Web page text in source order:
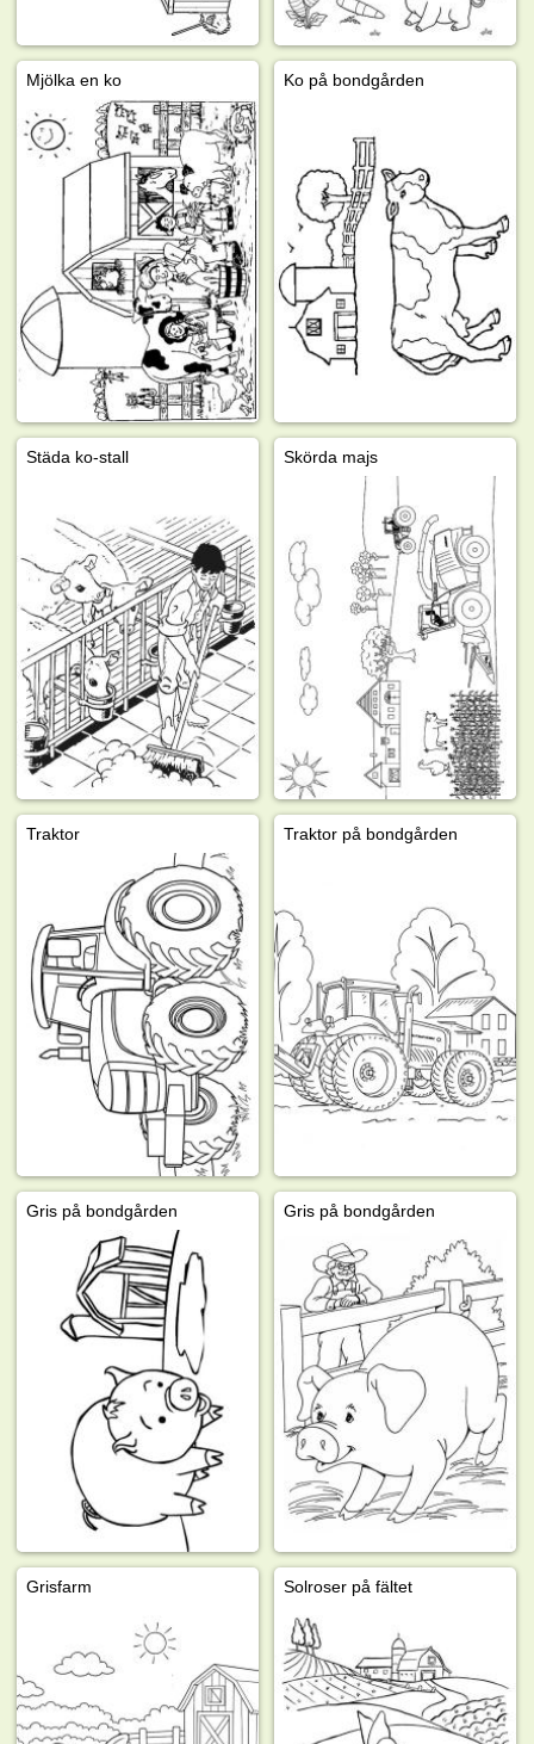
Mjölka en ko Ko på bondgården
Städa ko-stall Skörda majs
Traktor Traktor på bondgården
Gris på bondgården Gris på bondgården
Grisfarm Solroser på fältet